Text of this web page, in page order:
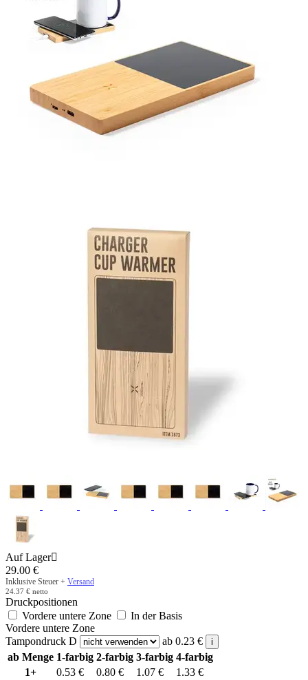
Auf Lager
29.00 €
Inklusive Steuer + Versand
24.37 € netto
Druckpositionen
Vordere untere Zone
In der Basis
Vordere untere Zone
Tampondruck D
ab 0.23 € i
ab Menge 1-farbig 2-farbig 3-farbig 4-farbig
1+
0.53 € 0.80 € 1.07 € 1.33 €